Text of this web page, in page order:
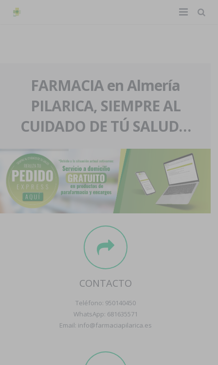
La farmacia
Nuestra historia
Nuestro equipo
Eventos
Servicios y reservas
Pedidos express
Blog
Contacto
Boletín
FARMACIA en Almería
PILARICA, SIEMPRE AL
CUIDADO DE TÚ SALUD…
CONTACTO
Teléfono: 950140450
WhatsApp: 681635571
Email: info@farmaciapilarica.es